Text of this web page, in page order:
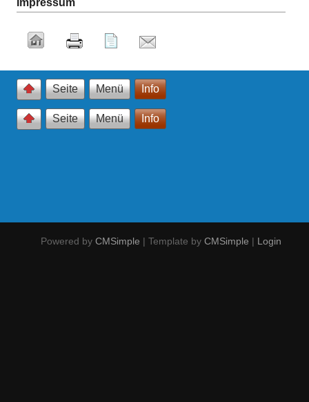
Impressum
Seite Menü Info
Seite Menü Info
Powered by CMSimple | Template by CMSimple | Login